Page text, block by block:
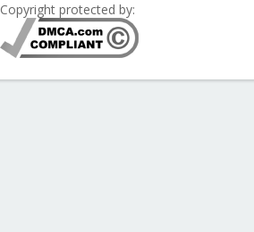
Copyright protected by: